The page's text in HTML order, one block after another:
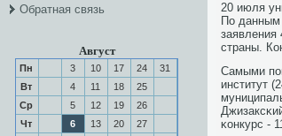
Обратная связь
Август
Пн 3 10 17 24
31
Вт
4 11 18
25
Ср
5 12 19
26
Чт
6 13 20
27
20 июля
По данным
заявления
страны.
Самыми
институт
κонкурс -